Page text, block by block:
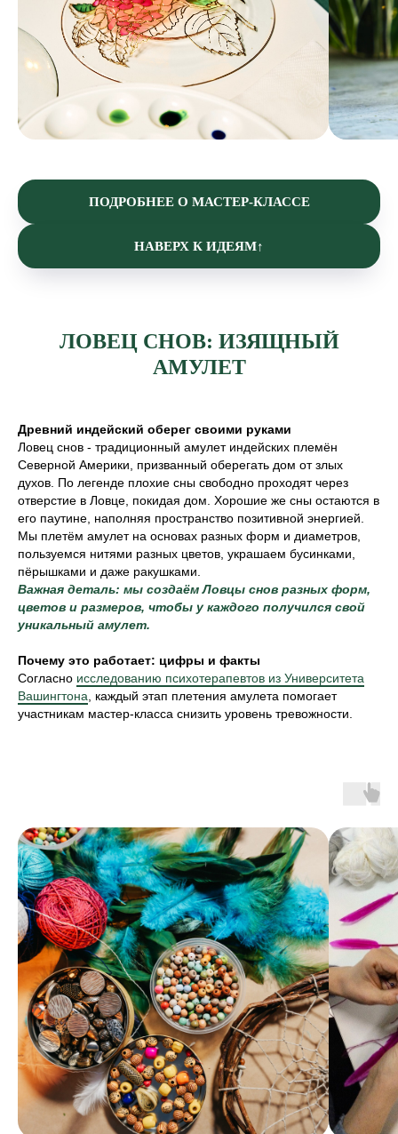
ПОДРОБНЕЕ О МАСТЕР-КЛАССЕ
НАВЕРХ К ИДЕЯМ↑
ЛОВЕЦ СНОВ: ИЗЯЩНЫЙ
АМУЛЕТ
Древний индейский оберег своими руками
Ловец снов - традиционный амулет индейских племён
Северной Америки, призванный оберегать дом от злых
духов. По легенде плохие сны свободно проходят через
отверстие в Ловце, покидая дом. Хорошие же сны остаются в
его паутине, наполняя пространство позитивной энергией.
Мы плетём амулет на основах разных форм и диаметров,
пользуемся нитями разных цветов, украшаем бусинками,
пёрышками и даже ракушками.
Важная деталь: мы создаём Ловцы снов разных форм,
цветов и размеров, чтобы у каждого получился свой
уникальный амулет.
Почему это работает: цифры и факты
Согласно исследованию психотерапевтов из Университета
Вашингтона , каждый этап плетения амулета помогает
участникам мастер-класса снизить уровень тревожности.